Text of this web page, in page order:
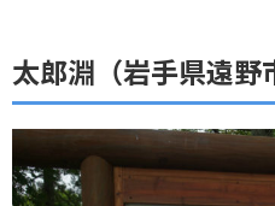
太郎淵（岩手県遠野